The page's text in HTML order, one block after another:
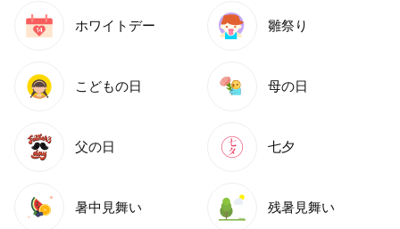
ホワイトデー 雛祭り
こどもの日 母の日
父の日 七夕
暑中見舞い 残暑見舞い